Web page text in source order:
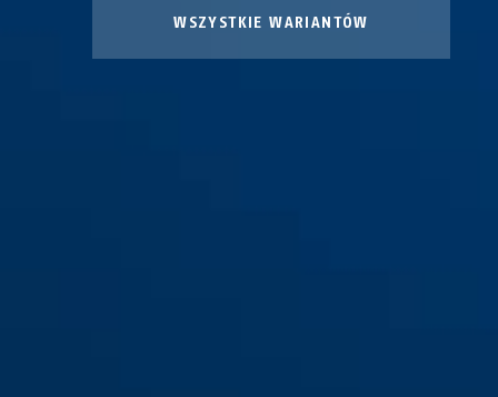
WSZYSTKIE WARIANTÓW